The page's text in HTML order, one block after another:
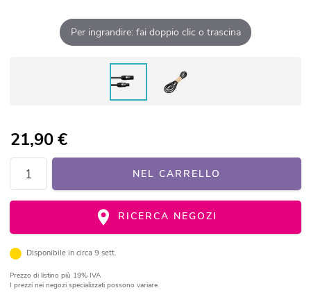
Per ingrandire: fai doppio clic o trascina
21,90€
NEL CARRELLO
RICERCA NEGOZI
Disponibile in circa 9 sett.
Prezzo di listino più 19% IVA
I prezzi nei negozi specializzati possono variare.